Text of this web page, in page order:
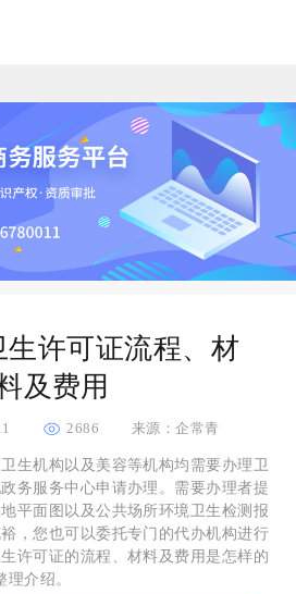
生许可证流程、材
及费用
2686 来源：企常青
机构以及美容等机构均需要办理卫
务服务中心申请办理。需要办理者提
平面图以及公共场所环境卫生检测报
，您也可以委托专门的代办机构进行
许可证的流程、材料及费用是怎样的
介绍。